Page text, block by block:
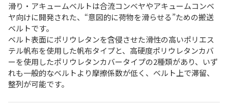
滑り・アキュームベルトは合流コンベヤやアキュームコンベ
ヤ向けに開発された、“意図的に荷物を滑らせる”ための搬送
ベルトです。
ベルト表面にポリウレタンを含侵させた滑性の高いポリエス
テル帆布を使用した帆布タイプと、高硬度ポリウレタンカバ
ーを使用したポリウレタンカバータイプの2種類があり、いず
れも一般的なベルトより摩擦係数が低く、ベルト上で滞留、
整列が可能です。